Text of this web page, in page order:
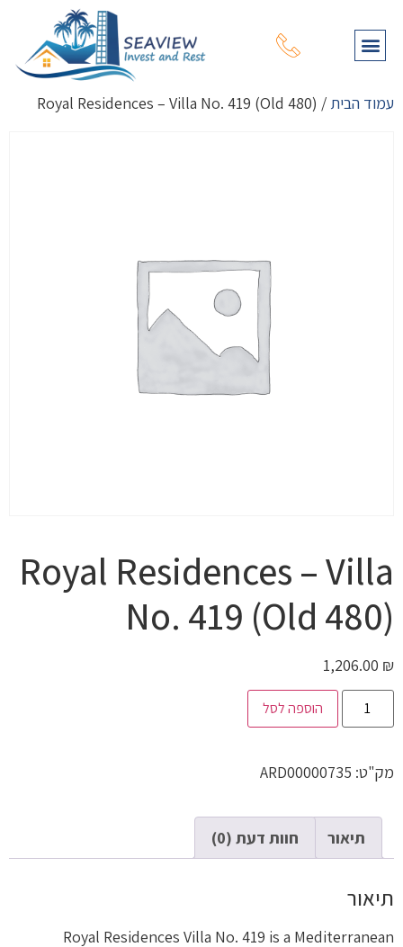
עמוד הבית / Royal Residences – Villa No. 419 (Old 480)
Royal Residences – Villa
No. 419 (Old 480)
1,206.00 ₪
הוספה לסל
מק"ט: ARD00000735
תיאור חוות דעת (0)
תיאור
Royal Residences Villa No. 419 is a Mediterranean